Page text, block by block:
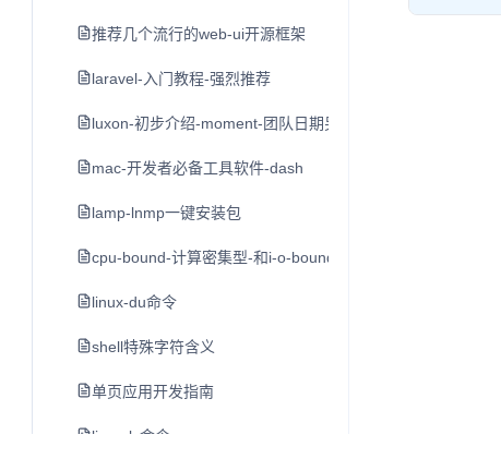
推荐几个流行的web-ui开源框架
laravel-入门教程-强烈推荐
luxon-初步介绍-moment-团队日期另一个类库
mac-开发者必备工具软件-dash
lamp-lnmp一键安装包
cpu-bound-计算密集型-和i-o-bound-i-o密集型
linux-du命令
shell特殊字符含义
单页应用开发指南
linux-ls命令